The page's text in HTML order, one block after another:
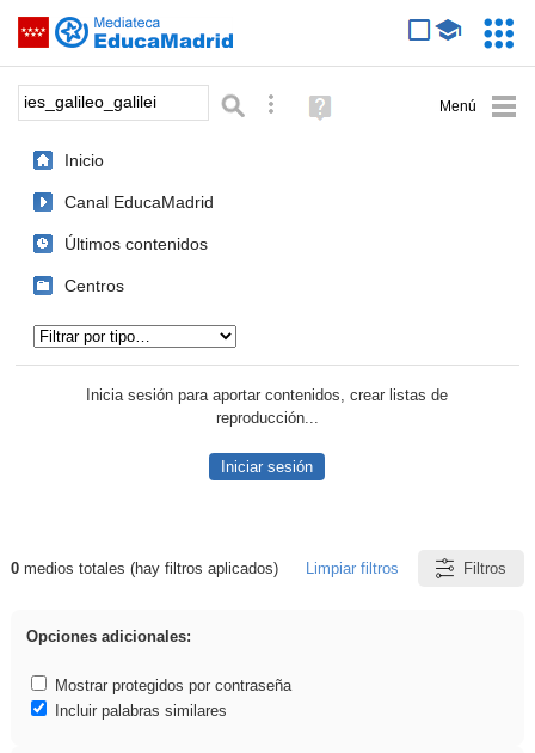
Saltar navegación
Palabra o frase: Búsqueda avanzada
Ayuda
(en
Inicio
Canal EducaMadrid
Últimos contenidos
Centros
Inicia sesión para aportar contenidos, crear listas de
reproducción...
Iniciar sesión
Resultados de: ies_galileo_galilei
0medios totales (hay filtros aplicados) Limpiar filtros Filtros
Opciones adicionales:
Mostrar protegidos por contraseña
Incluir palabras similares